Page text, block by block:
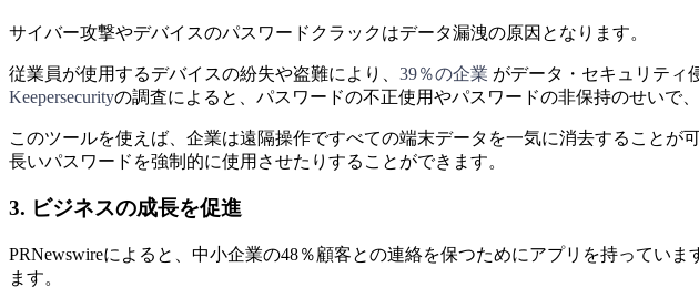
サイバー攻撃やデバイスのパスワードクラックはデータ漏洩の原因となります。
従業員が使用するデバイスの紛失や盗難により、 39％の企業 がデータ・セキュリティ
Keepersecurityの調査によると、パスワードの不正使用やパスワードの非保持のせいで
このツールを使えば、企業は遠隔操作ですべての端末データを一気に消去すること
長いパスワードを強制的に使用させたりすることができます。
3. ビジネスの成長を促進
PRNewswireによると、中小企業の48％顧客との連絡を保つためにアプリを持ってい
ます。